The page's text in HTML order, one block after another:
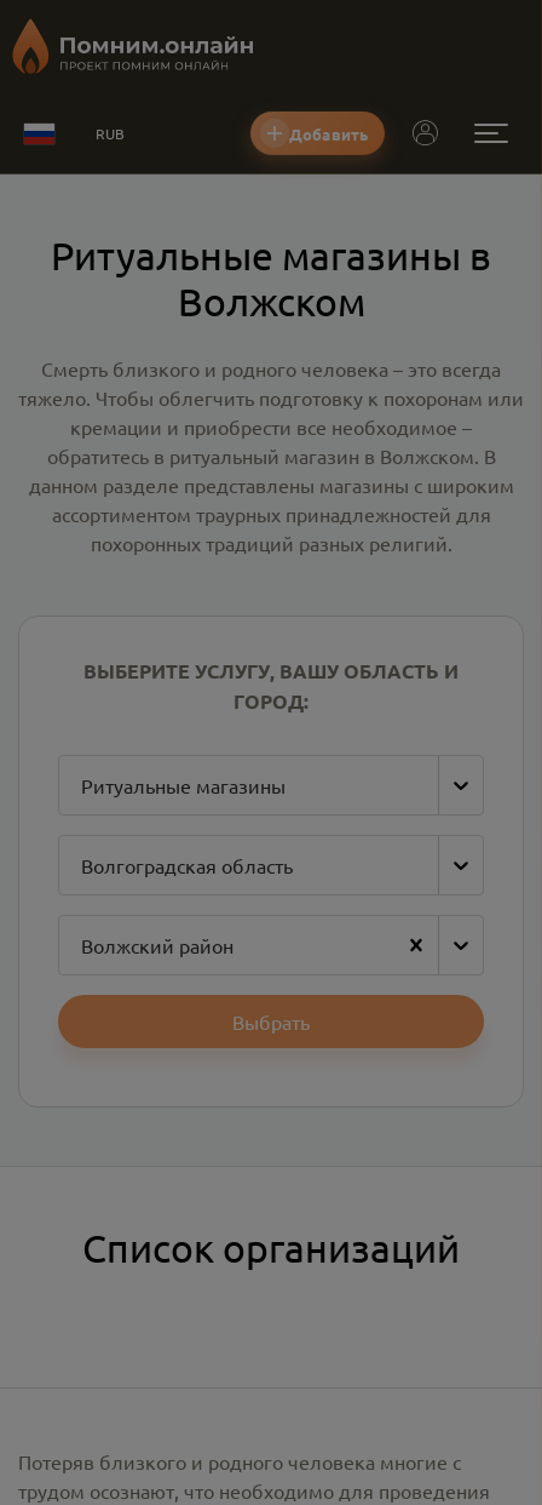
RUB Добавить
Ритуальные магазины в
Волжском
Смерть близкого и родного человека – это всегда
тяжело. Чтобы облегчить подготовку к похоронам или
кремации и приобрести все необходимое –
обратитесь в ритуальный магазин в Волжском. В
данном разделе представлены магазины с широким
ассортиментом траурных принадлежностей для
похоронных традиций разных религий.
ВЫБЕРИТЕ УСЛУГУ, ВАШУ ОБЛАСТЬ И
ГОРОД:
Ритуальные магазины
Волгоградская область
Волжский район
Выбрать
Список организаций
Потеряв близкого и родного человека многие с
трудом осознают, что необходимо для проведения